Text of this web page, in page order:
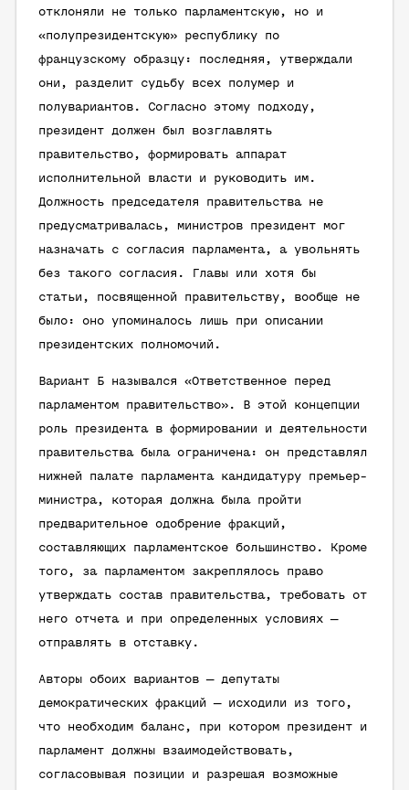
отклоняли не только парламентскую, но и
«полупрезидентскую» республику по
французскому образцу: последняя, утверждали
они, разделит судьбу всех полумер и
полувариантов. Согласно этому подходу,
президент должен был возглавлять
правительство, формировать аппарат
исполнительной власти и руководить им.
Должность председателя правительства не
предусматривалась, министров президент мог
назначать с согласия парламента, а увольнять
без такого согласия. Главы или хотя бы
статьи, посвященной правительству, вообще не
было: оно упоминалось лишь при описании
президентских полномочий.
Вариант Б назывался «Ответственное перед
парламентом правительство». В этой концепции
роль президента в формировании и деятельности
правительства была ограничена: он представлял
нижней палате парламента кандидатуру премьер-
министра, которая должна была пройти
предварительное одобрение фракций,
составляющих парламентское большинство. Кроме
того, за парламентом закреплялось право
утверждать состав правительства, требовать от
него отчета и при определенных условиях —
отправлять в отставку.
Авторы обоих вариантов — депутаты
демократических фракций — исходили из того,
что необходим баланс, при котором президент и
парламент должны взаимодействовать,
согласовывая позиции и разрешая возможные